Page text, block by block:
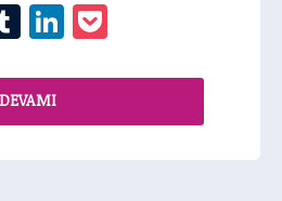
TumblrLinkedIn
DEVAMI